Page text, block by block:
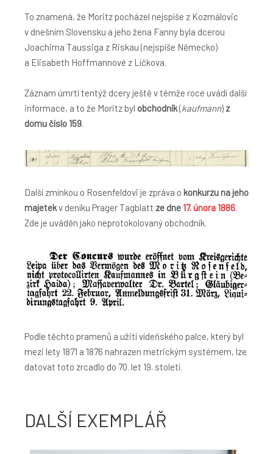
To znamená, že Moritz pocházel nejspíše z Kozmálovic
v dnešním Slovensku a jeho žena Fanny byla dcerou
Joachima Taussiga z Riskau (nejspíše Německo)
a Elisabeth Hoffmannové z Líčkova.
Záznam úmrtí tentýž dcery ještě v témže roce uvádí další
informace, a to že Moritz byl obchodník(kaufmann) z
domu číslo 159.
Další zmínkou o Rosenfeldovi je zpráva o konkurzu na jeho
majetekv deníku Prager Tagblatt ze dne 17. února 1886.
Zde je uváděn jako neprotokolovaný obchodník.
Podle těchto pramenů a užití vídeňského palce, který byl
mezi lety 1871 a 1876 nahrazen metrickým systémem, lze
datovat toto zrcadlo do 70. let 19. století.
DALŠÍ EXEMPLÁŘ